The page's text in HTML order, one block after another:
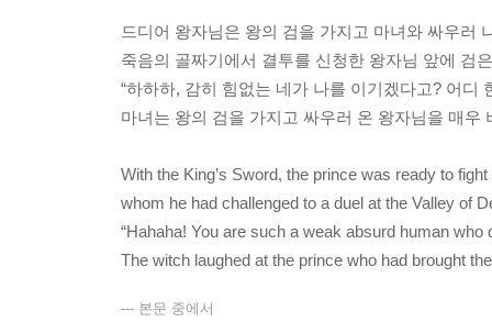
드디어 왕자님은 왕의 검을 가지고 마녀와 싸우러
죽음의 골짜기에서 결투를 신청한 왕자님 앞에 검
“하하하, 감히 힘없는 네가 나를 이기겠다고? 어디
마녀는 왕의 검을 가지고 싸우러 온 왕자님을 매우
With the King’s Sword, the prince was ready to
whom he had challenged to a duel at the Valley of
“Hahaha! You are such a weak absurd human
The witch laughed at the prince who had brought
--- 본문 중에서